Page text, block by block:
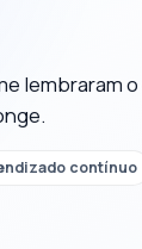
lembraram
contínuo